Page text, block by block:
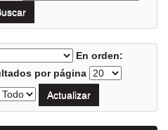
En orden:
por página